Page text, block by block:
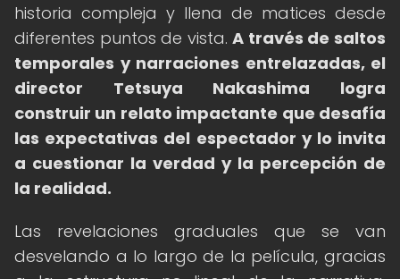
historia compleja y llena de matices desde
diferentes puntos de vista.A través de saltos
temporales y narraciones entrelazadas, el
director Tetsuya Nakashima logra
construir un relato impactante que desafía
las expectativas del espectador y lo invita
a cuestionar la verdad y la percepción de
la realidad.
Las revelaciones graduales que se van
desvelando a lo largo de la película, gracias